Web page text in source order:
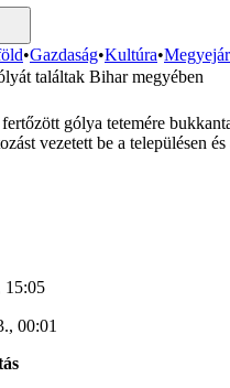
•Gazdaság•Kultúra•
találtak Bihar megyében
gólya tetemére
vezetett be a településen
15:05
00:01